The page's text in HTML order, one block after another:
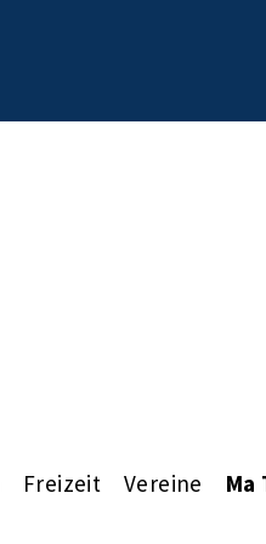
Freizeit Vereine Ma